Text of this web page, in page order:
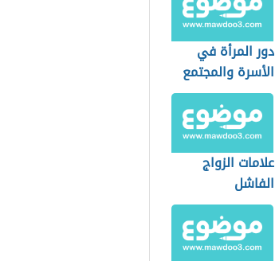
دور المرأة في
الأسرة والمجتمع
علامات الزواج
الفاشل